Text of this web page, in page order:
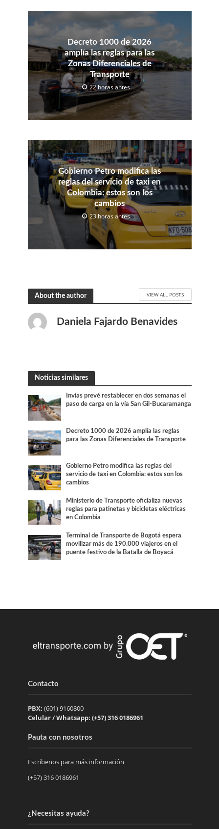
Decreto 1000 de 2026
amplía las reglas para las
Zonas Diferenciales de
Transporte
22 horas antes
Gobierno Petro modifica las
reglas del servicio de taxi en
Colombia: estos son los
cambios
23 horas antes
About the author VIEW ALL POSTS
Daniela Fajardo Benavides
Noticias similares
Invías prevé restablecer en dos semanas el
paso de carga en la vía San Gil-Bucaramanga
Decreto 1000 de 2026 amplía las reglas
para las Zonas Diferenciales de Transporte
Gobierno Petro modifica las reglas del
servicio de taxi en Colombia: estos son los
cambios
Ministerio de Transporte oficializa nuevas
reglas para patinetas y bicicletas eléctricas
en Colombia
Terminal de Transporte de Bogotá espera
movilizar más de 190.000 viajeros en el
puente festivo de la Batalla de Boyacá
Contacto
PBX: (601) 9160800
Celular / Whatsapp: (+57) 316 0186961
Pauta con nosotros
Escríbenos para más información
(+57) 316 0186961
¿Necesitas ayuda?